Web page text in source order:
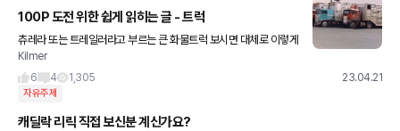
100P 도전 위한 쉽게 읽히는 글 - 트럭
츄레라 또는 트레일러라고 부르는 큰 화물트럭 보시면 대체로 이렇게
코가 납작한 형태입니다. 미국에서는 이것을 사람칸(cabin)이 엔진
Kilmer
6
4 1,305 23.04.21
자유주제
캐딜락 리릭 직접 보신분 계신가요?